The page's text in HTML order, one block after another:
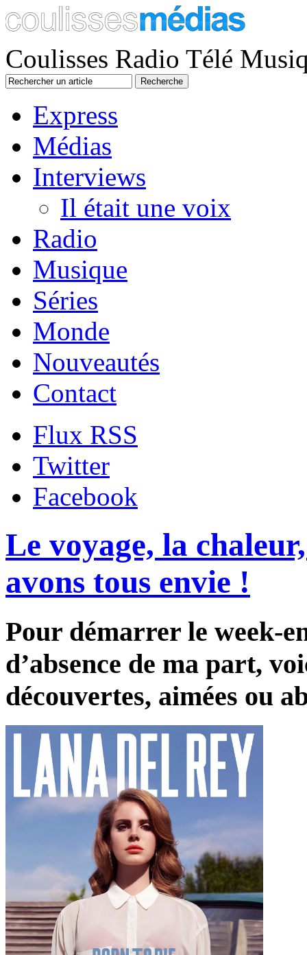
Coulisses Radio Télé
Express
Médias
Interviews
Il était une voix
Radio
Musique
Séries
Monde
Nouveautés
Contact
Flux RSS
Twitter
Facebook
Le voyage, la
avons tous envie !
Pour démarrer le week-
d’absence de ma part,
découvertes, aimées ou